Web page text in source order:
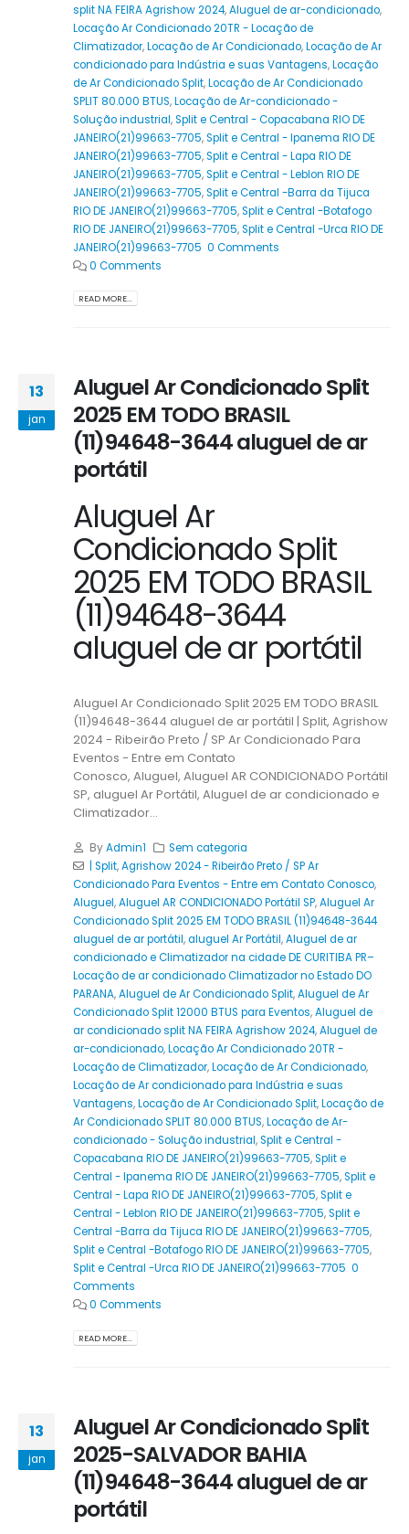
split NA FEIRA Agrishow 2024,Aluguel de ar-condicionado,
Locação Ar Condicionado 20TR - Locação de
Climatizador,Locação de Ar Condicionado,Locação de Ar
condicionado para Indústria e suas Vantagens,Locação
de Ar Condicionado Split,Locação de Ar Condicionado
SPLIT 80.000 BTUS,Locação de Ar-condicionado -
Solução industrial,Split e Central - Copacabana RIO DE
JANEIRO(21)99663-7705,Split e Central - Ipanema RIO DE
JANEIRO(21)99663-7705,Split e Central - Lapa RIO DE
JANEIRO(21)99663-7705,Split e Central - Leblon RIO DE
JANEIRO(21)99663-7705,Split e Central -Barra da Tijuca
RIO DE JANEIRO(21)99663-7705,Split e Central -Botafogo
RIO DE JANEIRO(21)99663-7705,Split e Central -Urca RIO DE
JANEIRO(21)99663-7705 0 Comments
0 Comments
READ MORE...
13
jan
Aluguel Ar Condicionado Split
2025 EM TODO BRASIL
(11)94648-3644 aluguel de ar
portátil
Aluguel Ar
Condicionado Split
2025 EM TODO BRASIL
(11)94648-3644
aluguel de ar portátil
Aluguel Ar Condicionado Split 2025 EM TODO BRASIL
(11)94648-3644 aluguel de ar portátil | Split, Agrishow
2024 - Ribeirão Preto / SP Ar Condicionado Para
Eventos - Entre em Contato
Conosco, Aluguel, Aluguel AR CONDICIONADO Portátil
SP, aluguel Ar Portátil, Aluguel de ar condicionado e
Climatizador...
ByAdmin1
Sem categoria
| Split,Agrishow 2024 - Ribeirão Preto / SP Ar
Condicionado Para Eventos - Entre em Contato Conosco,
Aluguel,Aluguel AR CONDICIONADO Portátil SP,Aluguel Ar
Condicionado Split 2025 EM TODO BRASIL (11)94648-3644
aluguel de ar portátil,aluguel Ar Portátil,Aluguel de ar
condicionado e Climatizador na cidade DE CURITIBA PR–
Locação de ar condicionado Climatizador no Estado DO
PARANA,Aluguel de Ar Condicionado Split,Aluguel de Ar
Condicionado Split 12000 BTUS para Eventos,Aluguel de
ar condicionado split NA FEIRA Agrishow 2024,Aluguel de
ar-condicionado,Locação Ar Condicionado 20TR -
Locação de Climatizador,Locação de Ar Condicionado,
Locação de Ar condicionado para Indústria e suas
Vantagens,Locação de Ar Condicionado Split,Locação de
Ar Condicionado SPLIT 80.000 BTUS,Locação de Ar-
condicionado - Solução industrial,Split e Central -
Copacabana RIO DE JANEIRO(21)99663-7705,Split e
Central - Ipanema RIO DE JANEIRO(21)99663-7705,Split e
Central - Lapa RIO DE JANEIRO(21)99663-7705,Split e
Central - Leblon RIO DE JANEIRO(21)99663-7705,Split e
Central -Barra da Tijuca RIO DE JANEIRO(21)99663-7705,
Split e Central -Botafogo RIO DE JANEIRO(21)99663-7705,
Split e Central -Urca RIO DE JANEIRO(21)99663-7705 0
Comments
0 Comments
READ MORE...
13
jan
Aluguel Ar Condicionado Split
2025-SALVADOR BAHIA
(11)94648-3644 aluguel de ar
portátil